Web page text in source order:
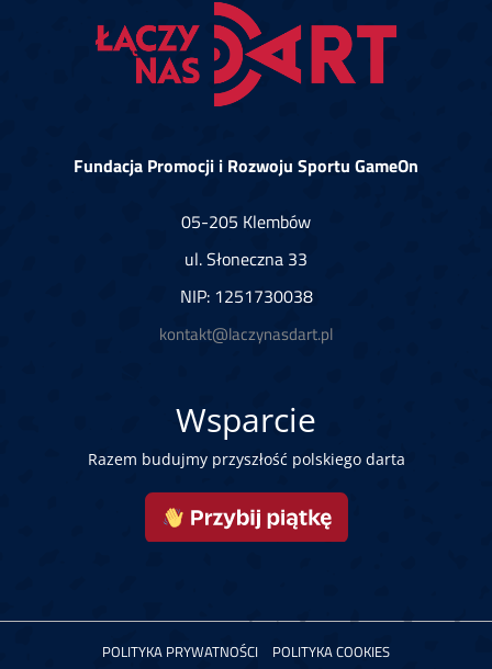
Fundacja Promocji i Rozwoju Sportu GameOn
05-205 Klembów
ul. Słoneczna 33
NIP: 1251730038
kontakt@laczynasdart.pl
Wsparcie
Razem budujmy przyszłość polskiego darta
POLITYKA PRYWATNOŚCI POLITYKA COOKIES